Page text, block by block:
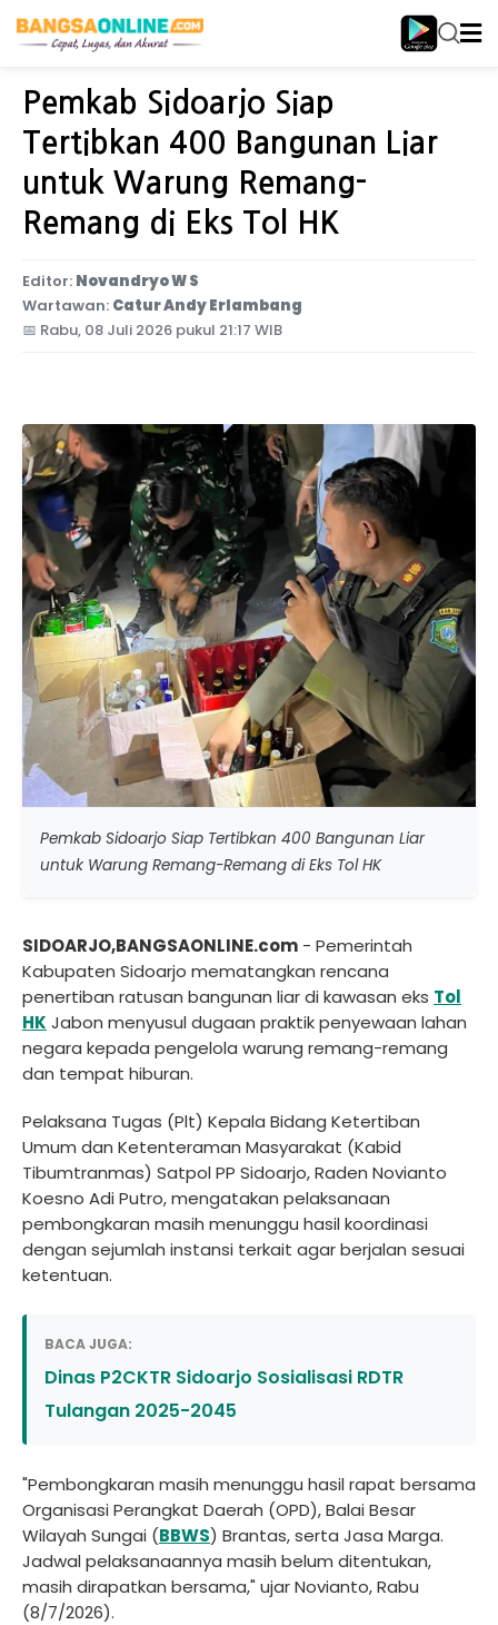
Home Jawa Timur
Pemkab Sidoarjo Siap
Tertibkan 400 Bangunan Liar
untuk Warung Remang-
Remang di Eks Tol HK
Editor: Novandryo W S
Wartawan: Catur Andy Erlambang
📅 Rabu, 08 Juli 2026 pukul 21:17 WIB
Pemkab Sidoarjo Siap Tertibkan 400 Bangunan Liar
untuk Warung Remang-Remang di Eks Tol HK
SIDOARJO,BANGSAONLINE.com - Pemerintah
Kabupaten Sidoarjo mematangkan rencana
penertiban ratusan bangunan liar di kawasan eks Tol
HK Jabon menyusul dugaan praktik penyewaan lahan
negara kepada pengelola warung remang-remang
dan tempat hiburan.
Pelaksana Tugas (Plt) Kepala Bidang Ketertiban
Umum dan Ketenteraman Masyarakat (Kabid
Tibumtranmas) Satpol PP Sidoarjo, Raden Novianto
Koesno Adi Putro, mengatakan pelaksanaan
pembongkaran masih menunggu hasil koordinasi
dengan sejumlah instansi terkait agar berjalan sesuai
ketentuan.
BACA JUGA:
Dinas P2CKTR Sidoarjo Sosialisasi RDTR
Tulangan 2025-2045
"Pembongkaran masih menunggu hasil rapat bersama
Organisasi Perangkat Daerah (OPD), Balai Besar
Wilayah Sungai (BBWS) Brantas, serta Jasa Marga.
Jadwal pelaksanaannya masih belum ditentukan,
masih dirapatkan bersama," ujar Novianto, Rabu
(8/7/2026).